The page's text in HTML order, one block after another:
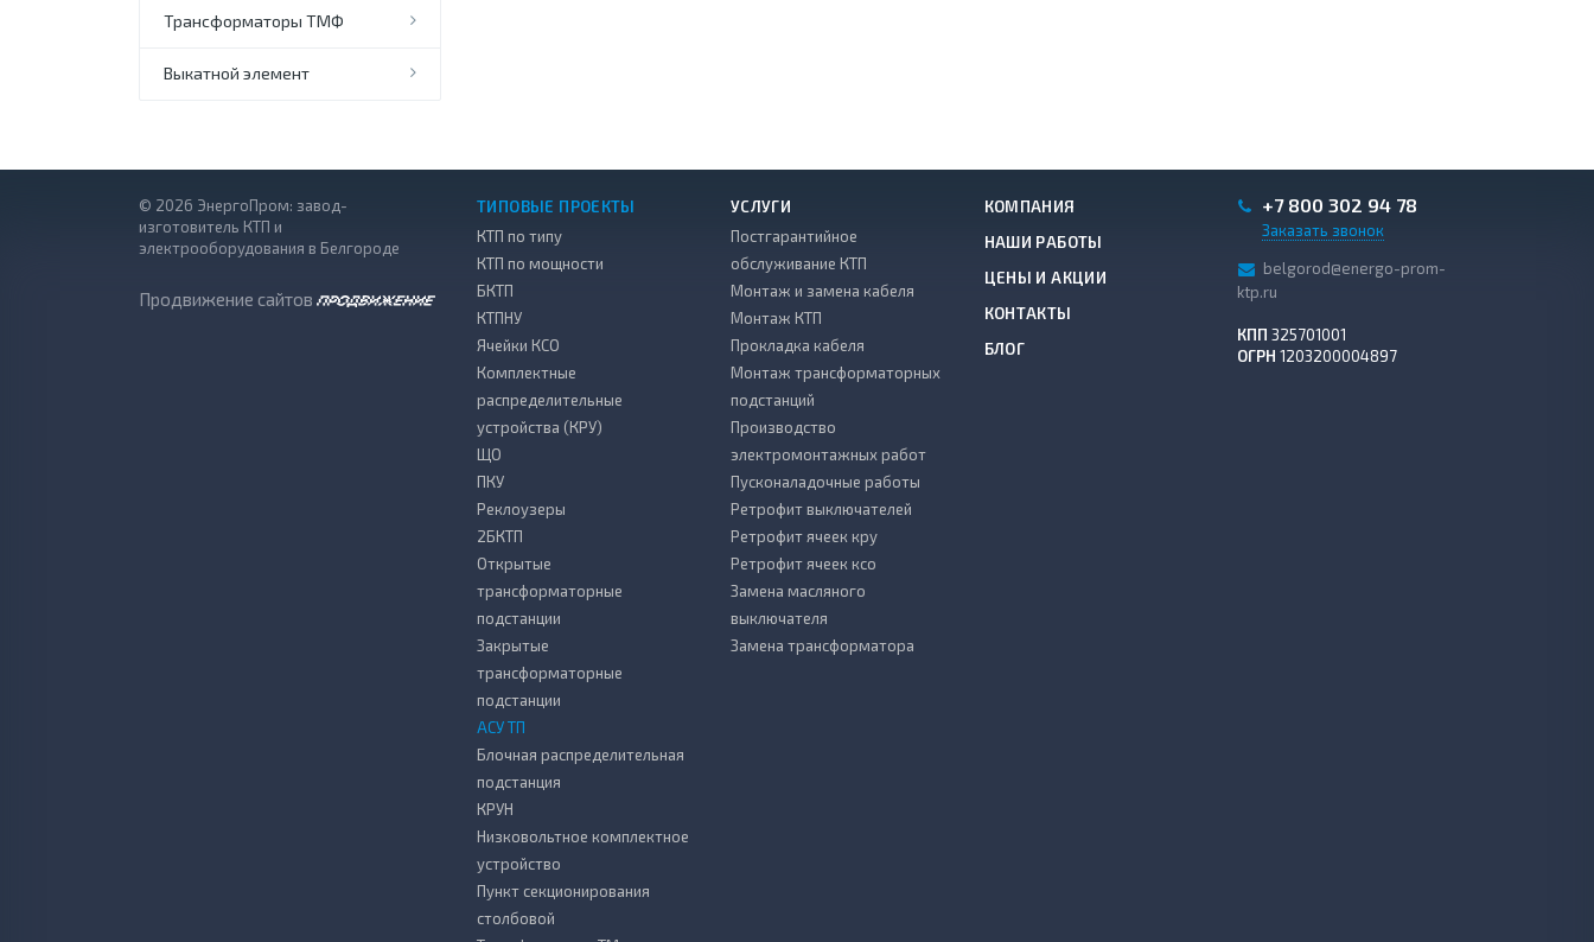
Трансформаторы ТМФ
Выкатной элемент
© 2026 ЭнергоПром: завод-
изготовитель КТП и
электрооборудования в Белгороде
Продвижение сайтов
ТИПОВЫЕ ПРОЕКТЫ
КТП по типу
КТП по мощности
БКТП
КТПНУ
Ячейки КСО
Комплектные
распределительные
устройства (КРУ)
ЩО
ПКУ
Реклоузеры
2БКТП
Открытые
трансформаторные
подстанции
Закрытые
трансформаторные
подстанции
АСУ ТП
Блочная распределительная
подстанция
КРУН
Низковольтное комплектное
устройство
Пункт секционирования
столбовой
УСЛУГИ
Постгарантийное
обслуживание КТП
Монтаж и замена кабеля
Монтаж КТП
Прокладка кабеля
Монтаж трансформаторных
подстанций
Производство
электромонтажных работ
Пусконаладочные работы
Ретрофит выключателей
Ретрофит ячеек кру
Ретрофит ячеек ксо
Замена масляного
выключателя
Замена трансформатора
КОМПАНИЯ
НАШИ РАБОТЫ
ЦЕНЫ И АКЦИИ
КОНТАКТЫ
БЛОГ
+7 800 302 94 78
Заказать звонок
belgorod@energo-prom-
ktp.ru
КПП 325701001
ОГРН 1203200004897